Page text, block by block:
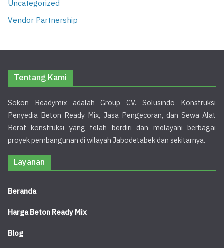
Uncategorized
Vendor Partnership
Tentang Kami
Sokon Readymix adalah Group CV. Solusindo Konstruksi
Penyedia Beton Ready Mix, Jasa Pengecoran, dan Sewa Alat
Berat konstruksi yang telah berdiri dan melayani berbagai
proyek pembangunan di wilayah Jabodetabek dan sekitarnya.
Layanan
Beranda
Harga Beton Ready Mix
Blog